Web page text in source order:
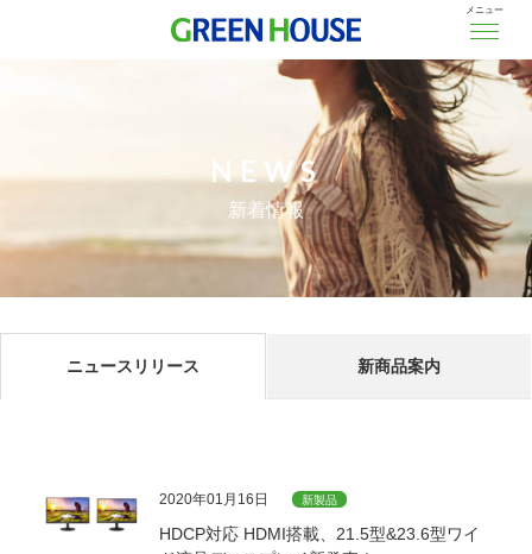
メニュー
NEWS
新着情報
ニュースリリース 新商品案内
2020年01月16日 新製品
HDCP対応 HDMI搭載、21.5型&23.6型ワイ